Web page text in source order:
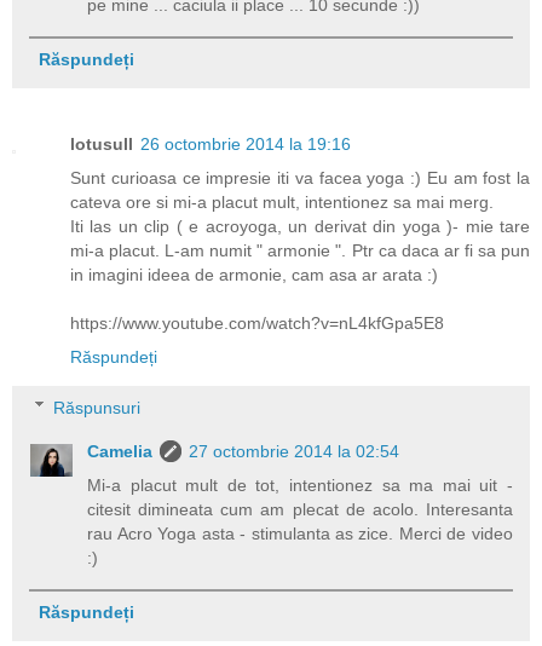
pe mine ... caciula ii place ... 10 secunde :))
Răspundeți
lotusull 26 octombrie 2014 la 19:16
Sunt curioasa ce impresie iti va facea yoga :) Eu am fost la
cateva ore si mi-a placut mult, intentionez sa mai merg.
Iti las un clip ( e acroyoga, un derivat din yoga )- mie tare
mi-a placut. L-am numit " armonie ". Ptr ca daca ar fi sa pun
in imagini ideea de armonie, cam asa ar arata :)
https://www.youtube.com/watch?v=nL4kfGpa5E8
Răspundeți
Răspunsuri
Camelia
27 octombrie 2014 la 02:54
Mi-a placut mult de tot, intentionez sa ma mai uit -
citesit dimineata cum am plecat de acolo. Interesanta
rau Acro Yoga asta - stimulanta as zice. Merci de video
:)
Răspundeți